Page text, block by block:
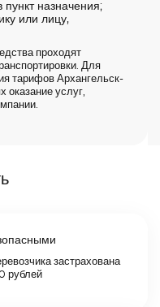
назначения;
или лицу,
проходят
Для
тарифов Архангельск-
оказание услуг,
застрахована
рублей